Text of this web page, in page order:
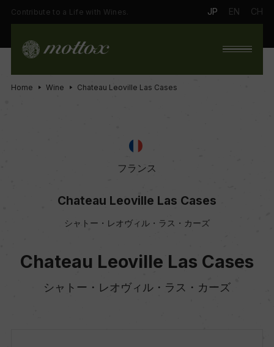
Contribute to a Life with Wines. JP EN CH
Home Wine Chateau Leoville Las Cases
フランス
Chateau Leoville Las Cases
シャトー・レオヴィル・ラス・カーズ
Chateau Leoville Las Cases
シャトー・レオヴィル・ラス・カーズ